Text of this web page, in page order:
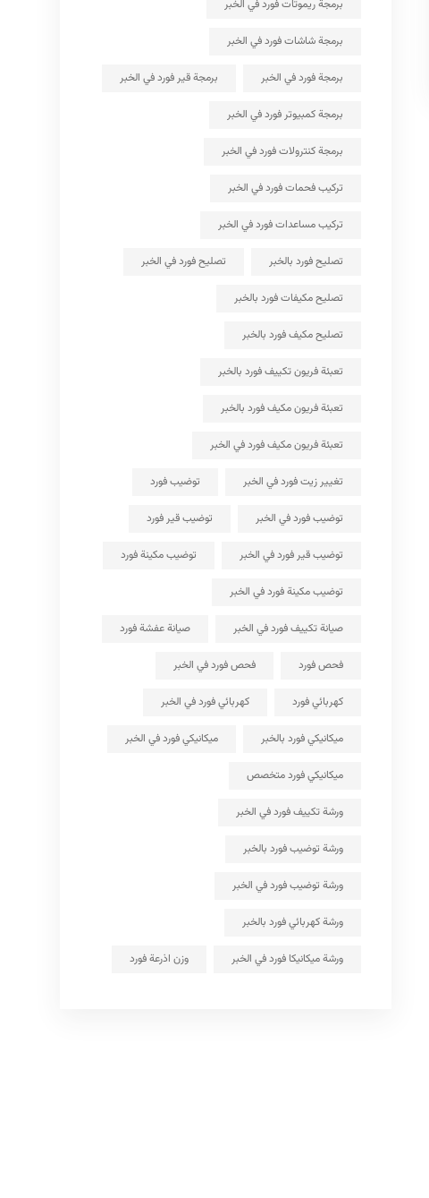
برمجة ريموتات فورد في الخبر
برمجة شاشات فورد في الخبر
برمجة فورد في الخبر برمجة قير فورد في الخبر
برمجة كمبيوتر فورد في الخبر
برمجة كنترولات فورد في الخبر
تركيب فحمات فورد في الخبر
تركيب مساعدات فورد في الخبر
تصليح فورد بالخبر تصليح فورد في الخبر
تصليح مكيفات فورد بالخبر
تصليح مكيف فورد بالخبر
تعبئة فريون تكييف فورد بالخبر
تعبئة فريون مكيف فورد بالخبر
تعبئة فريون مكيف فورد في الخبر
تغيير زيت فورد في الخبر توضيب فورد
توضيب فورد في الخبر توضيب قير فورد
توضيب قير فورد في الخبر توضيب مكينة فورد
توضيب مكينة فورد في الخبر
صيانة تكييف فورد في الخبر صيانة عفشة فورد
فحص فورد فحص فورد في الخبر
كهربائي فورد كهربائي فورد في الخبر
ميكانيكي فورد بالخبر ميكانيكي فورد في الخبر
ميكانيكي فورد متخصص
ورشة تكييف فورد في الخبر
ورشة توضيب فورد بالخبر
ورشة توضيب فورد في الخبر
ورشة كهربائي فورد بالخبر
ورشة ميكانيكا فورد في الخبر وزن اذرعة فورد